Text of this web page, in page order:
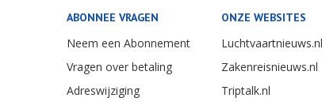
ABONNEE VRAGEN
Neem een Abonnement
Vragen over betaling
Adreswijziging
ONZE WEBSITES
Luchtvaartnieuws.nl
Zakenreisnieuws.nl
Triptalk.nl